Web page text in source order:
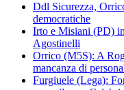
Ddl Sicurezza,
democratiche
Irto e Misiani (PD)
Agostinelli
Orrico (M5S): A
mancanza di
Furgiuele (Lega):